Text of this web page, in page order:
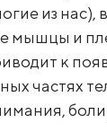
из нас),
мышцы и
к
частях